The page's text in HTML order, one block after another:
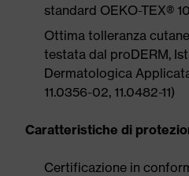
standard OEKO-TEX®
Ottima tolleranza
testata dal proDERM,
Dermatologica
11.0356-02, 11.0482-11)
Caratteristiche di
Certificazione in